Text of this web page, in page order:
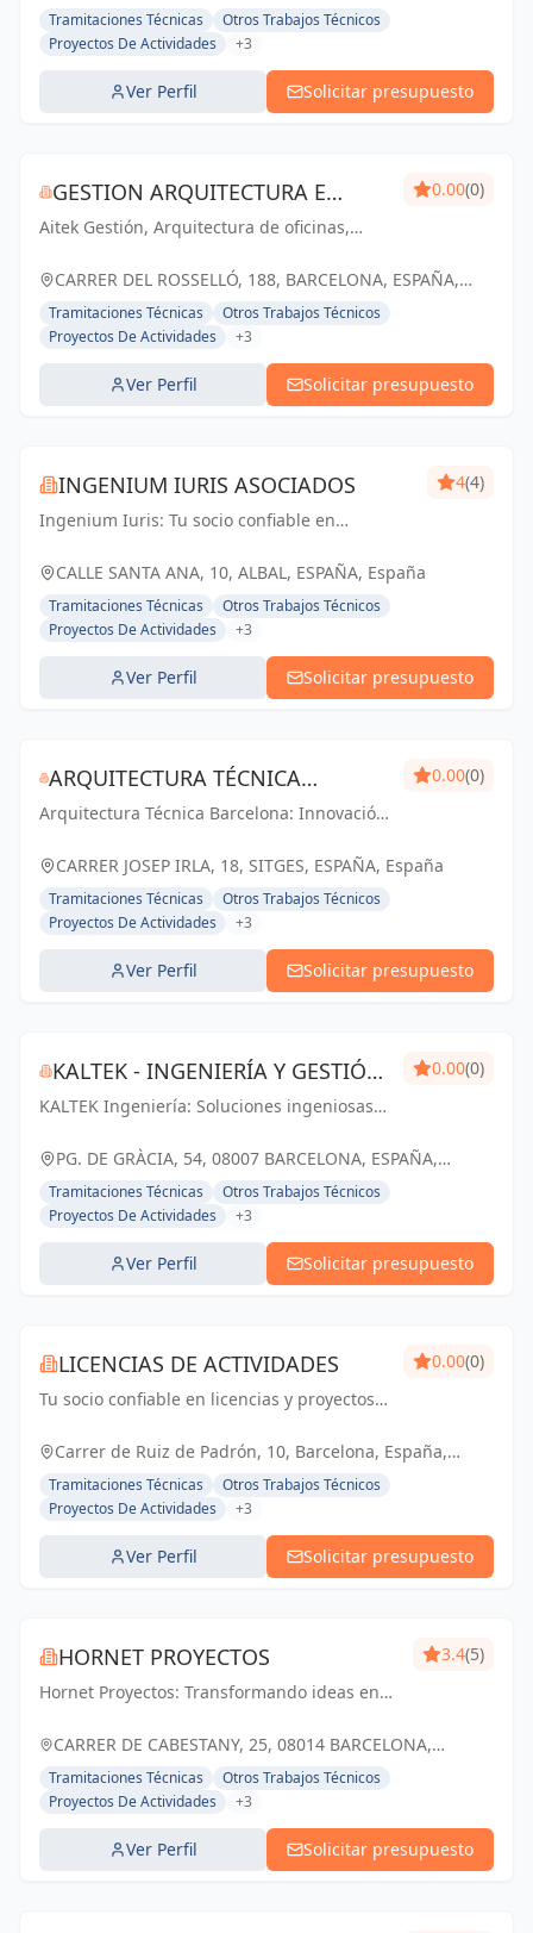
Tramitaciones Técnicas
Otros Trabajos Técnicos
Proyectos De Actividades
+3
Ver Perfil Solicitar presupuesto
GESTION ARQUITECTURA E
INGENIERIA AITEK SL
Aitek Gestión, Arquitectura de oficinas,
0.00(0)
CARRER DEL ROSSELLÓ, 188, BARCELONA, ESPAÑA,
España
Tramitaciones Técnicas
Otros Trabajos Técnicos
Proyectos De Actividades
+3
Ver Perfil Solicitar presupuesto
INGENIUM IURIS ASOCIADOS
Ingenium Iuris: Tu socio confiable en
Soluciones profesionales para proyectos
4(4)
CALLE SANTA ANA, 10, ALBAL, ESPAÑA, España
Tramitaciones Técnicas
Otros Trabajos Técnicos
Proyectos De Actividades
+3
Ver Perfil Solicitar presupuesto
ARQUITECTURA TÉCNICA
BARCELONA - PABLO PARES
GONZALEZ
Arquitectura Técnica Barcelona: Innovación
visión, nuestro compromiso.
0.00(0)
CARRER JOSEP IRLA, 18, SITGES, ESPAÑA, España
Tramitaciones Técnicas
Otros Trabajos Técnicos
Proyectos De Actividades
+3
Ver Perfil Solicitar presupuesto
KALTEK - INGENIERÍA Y GESTIÓN
DE PROYECTOS
KALTEK Ingeniería: Soluciones ingeniosas
en Barcelona. Impulsando tu éxito con
0.00(0)
PG. DE GRÀCIA, 54, 08007 BARCELONA, ESPAÑA,
España
Tramitaciones Técnicas
Otros Trabajos Técnicos
Proyectos De Actividades
+3
Ver Perfil Solicitar presupuesto
LICENCIAS DE ACTIVIDADES
Tu socio confiable en licencias y proyectos
que tu negocio prospere.
0.00(0)
Carrer de Ruiz de Padrón, 10, Barcelona, España,
España
Tramitaciones Técnicas
Otros Trabajos Técnicos
Proyectos De Actividades
+3
Ver Perfil Solicitar presupuesto
HORNET PROYECTOS
Hornet Proyectos: Transformando ideas en
impulsando el crecimiento de nuestros
3.4(5)
CARRER DE CABESTANY, 25, 08014 BARCELONA,
ESPAÑA, España
Tramitaciones Técnicas
Otros Trabajos Técnicos
Proyectos De Actividades
+3
Ver Perfil Solicitar presupuesto